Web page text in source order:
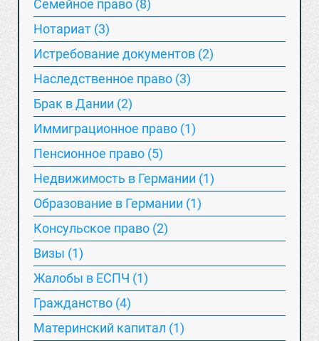
Семейное право (8)
Нотариат (3)
Истребование документов (2)
Наследственное право (3)
Брак в Дании (2)
Иммиграционное право (1)
Пенсионное право (5)
Недвижимость в Германии (1)
Образование в Германии (1)
Консульское право (2)
Визы (1)
Жалобы в ЕСПЧ (1)
Гражданство (4)
Материнский капитал (1)